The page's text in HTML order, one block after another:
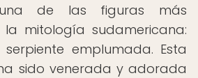
una de las figuras más
mitología sudamericana:
emplumada. Esta
sido venerada y adorada